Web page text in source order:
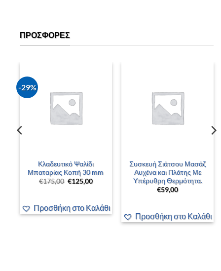
ΠΡΟΣΦΟΡΈΣ
-29%
Κλαδευτικό Ψαλίδι
Μπαταρίας Κοπή 30 mm
€175,00 Original
€125,00Η
€125,00.
Προσθήκη στο Καλάθι
Συσκευή Σιάτσου Μασάζ
Αυχένα και Πλάτης Με
Υπέρυθρη Θερμότητα.
€59,00
Προσθήκη στο Καλάθι